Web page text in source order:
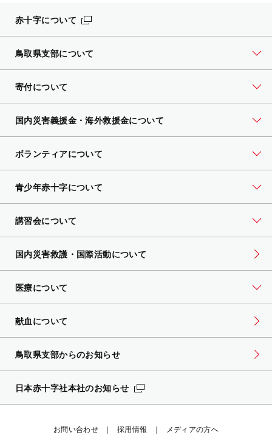
赤十字について
鳥取県支部について
寄付について
国内災害義援金・海外救援金について
ボランティアについて
青少年赤十字について
講習会について
国内災害救護・国際活動について
医療について
献血について
鳥取県支部からのお知らせ
日本赤十字社本社のお知らせ
お問い合わせ 採用情報 メディアの方へ